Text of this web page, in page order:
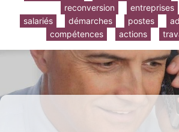
entreprises
reconversion
postes
démarches
salariés
actions
compétences